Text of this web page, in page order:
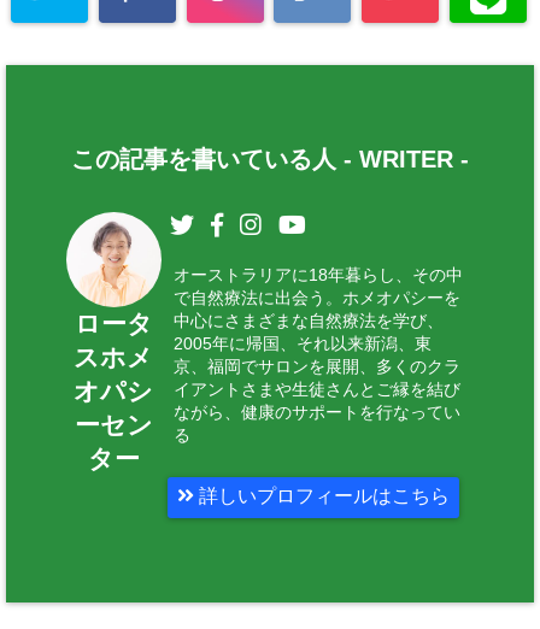
この記事を書いている人 - WRITER -
ロータ
スホメ
オパシ
ーセン
ター
オーストラリアに18年暮らし、その中
で自然療法に出会う。ホメオパシーを
中心にさまざまな自然療法を学び、
2005年に帰国、それ以来新潟、東
京、福岡でサロンを展開、多くのクラ
イアントさまや生徒さんとご縁を結び
ながら、健康のサポートを行なってい
る
詳しいプロフィールはこちら